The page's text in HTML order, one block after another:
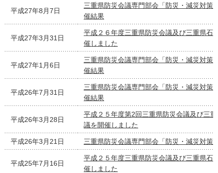
平成27年8月7日
三重県防災会議専門部会「防災・減災対策
催結果
平成27年3月31日
平成２６年度三重県防災会議及び三重県石
催しました
平成27年1月6日
三重県防災会議専門部会「防災・減災対策
催結果
平成26年7月31日
三重県防災会議専門部会「防災・減災対策
催結果
平成26年3月28日
平成２５年度第2回三重県防災会議及び三
議を開催しました
平成26年3月21日 三重県防災会議専門部会「防災・減災対策
平成25年7月16日
平成２５年度三重県防災会議及び三重県石
催しました